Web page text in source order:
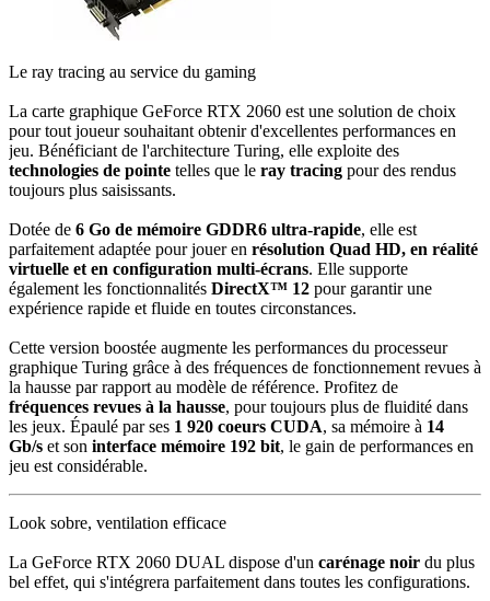
Le ray tracing au service du gaming
La carte graphique GeForce RTX 2060 est une solution de choix
pour tout joueur souhaitant obtenir d'excellentes performances en
jeu. Bénéficiant de l'architecture Turing, elle exploite des
technologies de pointe telles que le ray tracing pour des rendus
toujours plus saisissants.
Dotée de 6 Go de mémoire GDDR6 ultra-rapide, elle est
parfaitement adaptée pour jouer en résolution Quad HD, en réalité
virtuelle et en configuration multi-écrans. Elle supporte
également les fonctionnalités DirectX™ 12 pour garantir une
expérience rapide et fluide en toutes circonstances.
Cette version boostée augmente les performances du processeur
graphique Turing grâce à des fréquences de fonctionnement revues à
la hausse par rapport au modèle de référence. Profitez de
fréquences revues à la hausse, pour toujours plus de fluidité dans
les jeux. Épaulé par ses 1 920 coeurs CUDA, sa mémoire à 14
Gb/s et son interface mémoire 192 bit, le gain de performances en
jeu est considérable.
Look sobre, ventilation efficace
La GeForce RTX 2060 DUAL dispose d'un carénage noir du plus
bel effet, qui s'intégrera parfaitement dans toutes les configurations.